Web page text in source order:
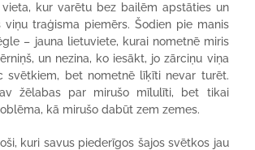
kur varētu bez bailēm apstāties un
viņu traģisma piemērs. Šodien pie manis
– jauna lietuviete, kurai nometnē miris
un nezina, ko iesākt, jo zārciņu viņa
svētkiem, bet nometnē līķīti nevar turēt.
žēlabas par mirušo mīlulīti, bet tikai
kā mirušo dabūt zem zemes.
kuri savus piederīgos šajos svētkos jau